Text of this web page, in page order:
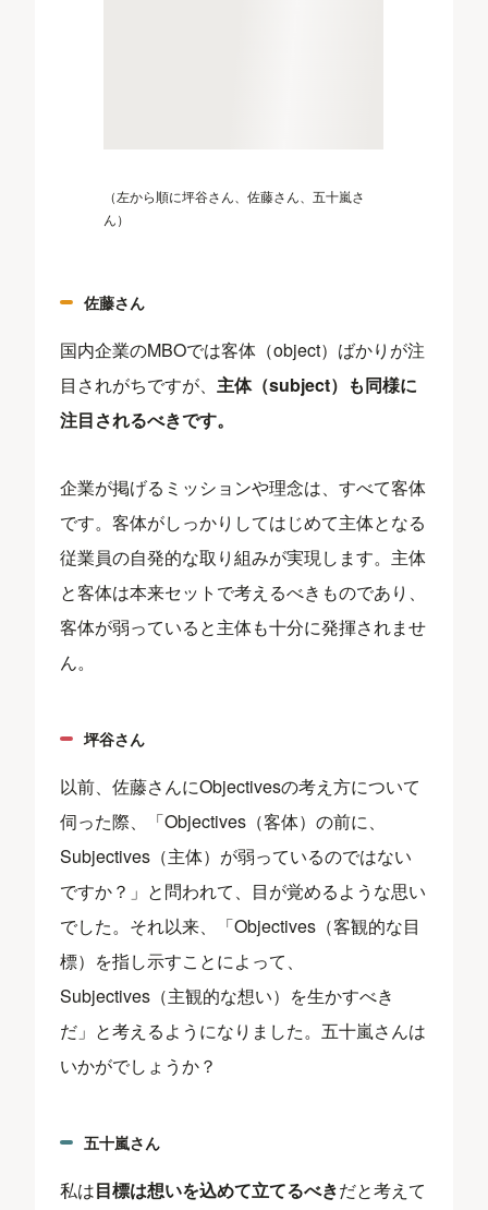
（左から順に坪谷さん、佐藤さん、五十嵐さ
ん）
佐藤さん
国内企業のMBOでは客体（object）ばかりが注
目されがちですが、主体（subject）も同様に
注目されるべきです。
企業が掲げるミッションや理念は、すべて客体
です。客体がしっかりしてはじめて主体となる
従業員の自発的な取り組みが実現します。主体
と客体は本来セットで考えるべきものであり、
客体が弱っていると主体も十分に発揮されませ
ん。
坪谷さん
以前、佐藤さんにObjectivesの考え方について
伺った際、「Objectives（客体）の前に、
Subjectives（主体）が弱っているのではない
ですか？」と問われて、目が覚めるような思い
でした。それ以来、「Objectives（客観的な目
標）を指し示すことによって、
Subjectives（主観的な想い）を生かすべき
だ」と考えるようになりました。五十嵐さんは
いかがでしょうか？
五十嵐さん
私は目標は想いを込めて立てるべきだと考えて